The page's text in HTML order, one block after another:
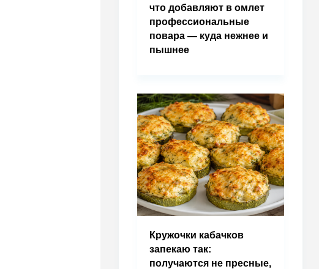
что добавляют в омлет
профессиональные
повара — куда нежнее и
пышнее
Кружочки кабачков
запекаю так:
получаются не пресные,